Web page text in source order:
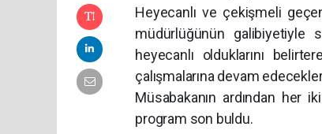
Heyecanlı ve çekişmeli
müdürlüğünün galibiyetiyle
heyecanlı olduklarını
çalışmalarına devam
Müsabakanın ardından her
program son buldu.